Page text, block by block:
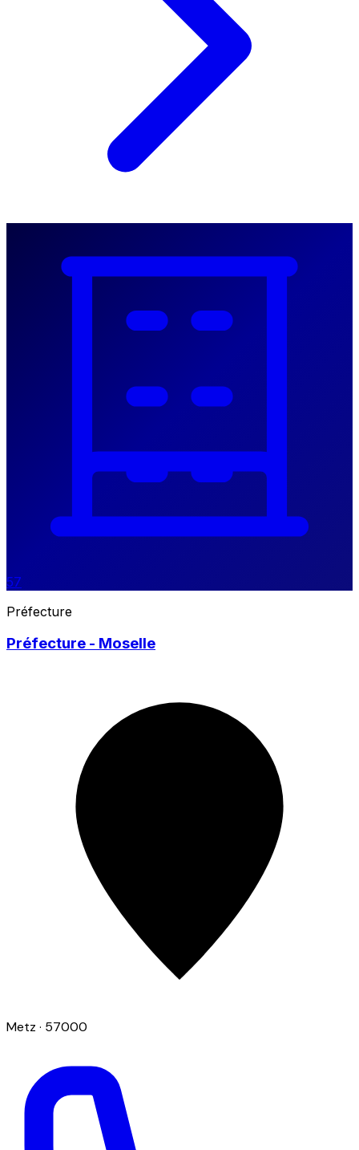
57
Préfecture
Préfecture - Moselle
Metz · 57000